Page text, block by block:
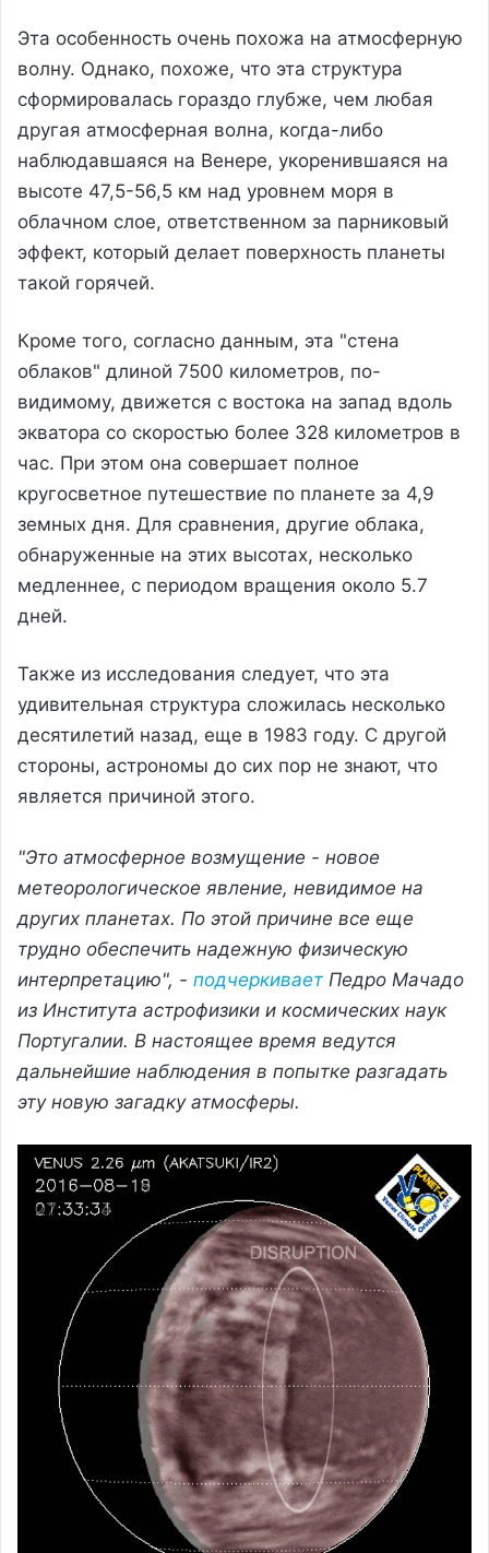
Эта особенность очень похожа на атмосферную
волну. Однако, похоже, что эта структура
сформировалась гораздо глубже, чем любая
другая атмосферная волна, когда-либо
наблюдавшаяся на Венере, укоренившаяся на
высоте 47,5-56,5 км над уровнем моря в
облачном слое, ответственном за парниковый
эффект, который делает поверхность планеты
такой горячей.
Кроме того, согласно данным, эта "стена
облаков" длиной 7500 километров, по-
видимому, движется с востока на запад вдоль
экватора со скоростью более 328 километров в
час. При этом она совершает полное
кругосветное путешествие по планете за 4,9
земных дня. Для сравнения, другие облака,
обнаруженные на этих высотах, несколько
медленнее, с периодом вращения около 5.7
дней.
Также из исследования следует, что эта
удивительная структура сложилась несколько
десятилетий назад, еще в 1983 году. С другой
стороны, астрономы до сих пор не знают, что
является причиной этого.
"Это атмосферное возмущение - новое
метеорологическое явление, невидимое на
других планетах. По этой причине все еще
трудно обеспечить надежную физическую
интерпретацию", - подчеркивает Педро Мачадо
из Института астрофизики и космических наук
Португалии. В настоящее время ведутся
дальнейшие наблюдения в попытке разгадать
эту новую загадку атмосферы.